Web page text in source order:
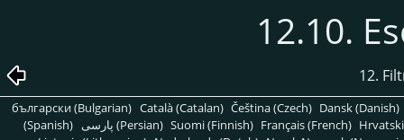
12.10.
12.
български (Bulgarian) Català (Catalan) Čeština (Czech) Dansk (Danish)
(Spanish)
پارسی (Persian) Suomi (Finnish) Français (French)